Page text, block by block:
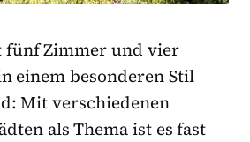
fünf Zimmer und vier
einem besonderen Stil
Mit verschiedenen
als Thema ist es fast